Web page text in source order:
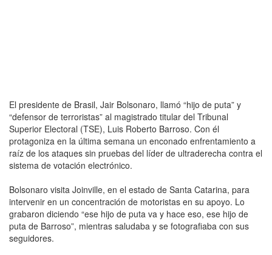
El presidente de Brasil, Jair Bolsonaro, llamó “hijo de puta” y
“defensor de terroristas” al magistrado titular del Tribunal
Superior Electoral (TSE), Luis Roberto Barroso. Con él
protagoniza en la última semana un enconado enfrentamiento a
raíz de los ataques sin pruebas del líder de ultraderecha contra el
sistema de votación electrónico.
Bolsonaro visita Joinville, en el estado de Santa Catarina, para
intervenir en un concentración de motoristas en su apoyo. Lo
grabaron diciendo “ese hijo de puta va y hace eso, ese hijo de
puta de Barroso”, mientras saludaba y se fotografiaba con sus
seguidores.